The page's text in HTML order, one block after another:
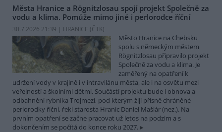
Města Hranice a Rögnitzlosau spojí projekt Společně za
vodu a klima. Pomůže mimo jiné i perlorodce říční
30.7.2026 21:39 | HRANICE (ČTK)
Město Hranice na Chebsku
spolu s německým městem
Rögnitzlosau připravilo projekt
Společně za vodu a klima. Je
zaměřený na opatření k
udržení vody v krajině i v intravilánu města, ale i na osvětu mezi
veřejností a školními dětmi. Součástí projektu bude i obnova a
odbahnění rybníka Trojmezí, pod kterým žijí přísně chráněné
perlorodky říční, řekl starosta Hranic Daniel Mašlár (nez.). Na
prvním opatření se začne pracovat už letos na podzim a s
dokončením se počítá do konce roku 2027.